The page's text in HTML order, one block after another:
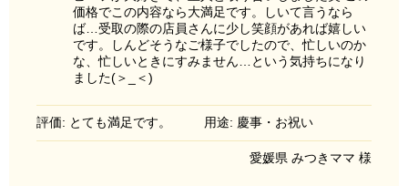
価格でこの内容なら大満足です。しいて言うなら
ば…受取の際の店員さんに少し笑顔があれば嬉しい
です。しんどそうなご様子でしたので、忙しいのか
な、忙しいときにすみません…という気持ちになり
ました(＞_＜)
評価: とても満足です。 用途: 慶事・お祝い
愛媛県 みつきママ 様